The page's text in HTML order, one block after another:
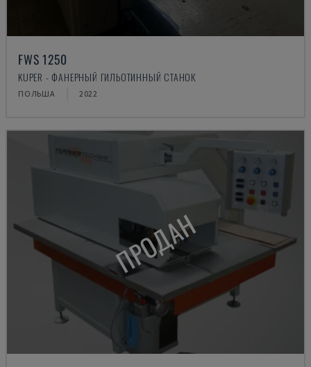
FWS 1250
KUPER - ФАНЕРНЫЙ ГИЛЬОТИННЫЙ СТАНОК
ПОЛЬША 2022
ПРОДАН